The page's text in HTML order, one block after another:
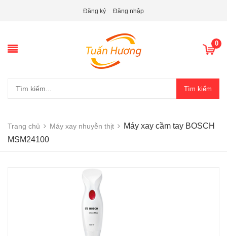
Đăng ký Đăng nhập
0
Tìm kiếm
Trang chủ Máy xay nhuyễn thịt
Máy xay cầm tay BOSCH
MSM24100